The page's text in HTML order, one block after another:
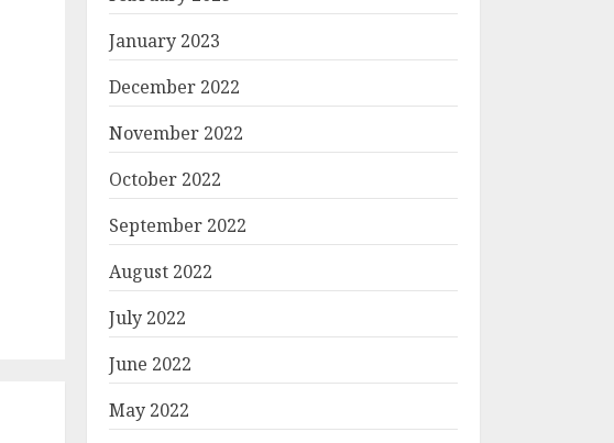
January 2023
December 2022
November 2022
October 2022
September 2022
August 2022
July 2022
June 2022
May 2022